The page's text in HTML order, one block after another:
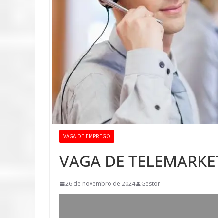
VAGA DE EMPREGO
VAGA DE
26 de novembro de 2024 Gestor